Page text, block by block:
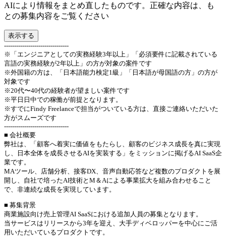
AIにより情報をまとめ直したものです。正確な内容は、も
との募集内容をご覧ください
表示する
--------------------------------
※「エンジニアとしての実務経験3年以上」「必須要件に記載されている
言語の実務経験が2年以上」の方が対象の案件です
※外国籍の方は、「日本語能力検定1級」「日本語が母国語の方」の方が
対象です
※20代〜40代の経験者が望ましい案件です
※平日日中での稼働が前提となります。
※すでにFindy Freelanceで担当がついている方は、直接ご連絡いただいた
方がスムーズです
--------------------------------
■ 会社概要
弊社は、「顧客へ着実に価値をもたらし、顧客のビジネス成長を真に実現
し、日本全体を成長させるAIを実装する」をミッションに掲げるAI SaaS企
業です。
MAツール、店舗分析、接客DX、音声自動応答など複数のプロダクトを展
開し、自社で培ったAI技術とM＆Aによる事業拡大を組み合わせること
で、非連続な成長を実現しています。
■ 募集背景
商業施設向け売上管理AI SaaSにおける追加人員の募集となります。
当サービスはリリースから3年を迎え、大手ディベロッパーを中心にご活
用いただいているプロダクトです。